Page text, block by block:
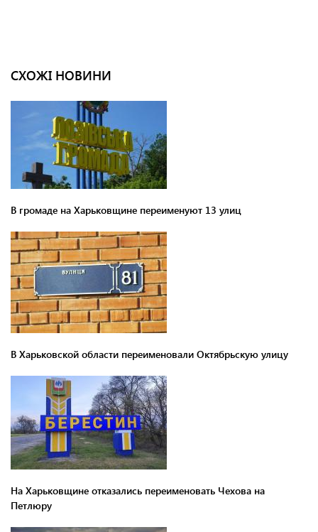
СХОЖІ НОВИНИ
В громаде на Харьковщине переименуют 13 улиц
В Харьковской области переименовали Октябрьскую улицу
На Харьковщине отказались переименовать Чехова на
Петлюру